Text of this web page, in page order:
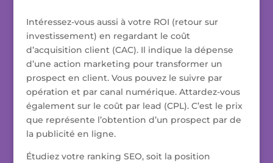
Intéressez-vous aussi à votre ROI (retour sur
investissement) en regardant le coût
d’acquisition client (CAC). Il indique la dépense
d’une action marketing pour transformer un
prospect en client. Vous pouvez le suivre par
opération et par canal numérique. Attardez-vous
également sur le coût par lead (CPL). C’est le prix
que représente l’obtention d’un prospect par de
la publicité en ligne.
Étudiez votre ranking SEO, soit la position